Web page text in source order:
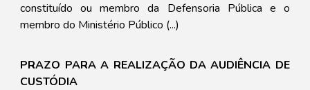
constituído ou membro da Defensoria Pública e o
membro do Ministério Público (...)
PRAZO PARA A REALIZAÇÃO DA AUDIÊNCIA DE
CUSTÓDIA